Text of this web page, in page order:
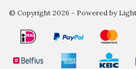
© Copyright 2026 - Powered by